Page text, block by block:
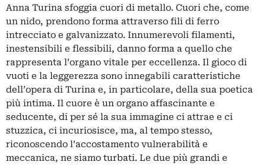
Anna Turina sfoggia cuori di metallo. Cuori che, come
un nido, prendono forma attraverso fili di ferro
intrecciato e galvanizzato. Innumerevoli filamenti,
inestensibili e flessibili, danno forma a quello che
rappresenta l’organo vitale per eccellenza. Il gioco di
vuoti e la leggerezza sono innegabili caratteristiche
dell’opera di Turina e, in particolare, della sua poetica
più intima. Il cuore è un organo affascinante e
seducente, di per sé la sua immagine ci attrae e ci
stuzzica, ci incuriosisce, ma, al tempo stesso,
riconoscendo l’accostamento vulnerabilità e
meccanica, ne siamo turbati. Le due più grandi e